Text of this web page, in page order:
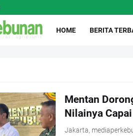
HOME BERITA
Mentan
Nilainya
Jakarta,